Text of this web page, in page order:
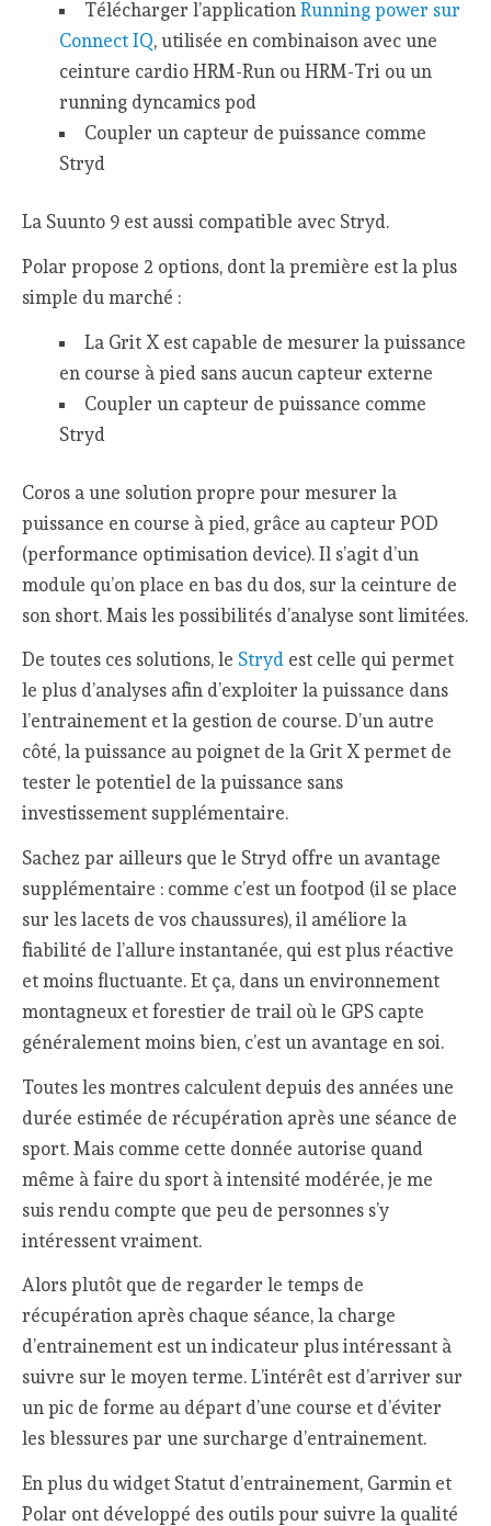
Télécharger l’application Running power sur
Connect IQ, utilisée en combinaison avec une
ceinture cardio HRM-Run ou HRM-Tri ou un
running dyncamics pod
Coupler un capteur de puissance comme
Stryd
La Suunto 9 est aussi compatible avec Stryd.
Polar propose 2 options, dont la première est la plus
simple du marché :
La Grit X est capable de mesurer la puissance
en course à pied sans aucun capteur externe
Coupler un capteur de puissance comme
Stryd
Coros a une solution propre pour mesurer la
puissance en course à pied, grâce au capteur POD
(performance optimisation device). Il s’agit d’un
module qu’on place en bas du dos, sur la ceinture de
son short. Mais les possibilités d’analyse sont limitées.
De toutes ces solutions, le Stryd est celle qui permet
le plus d’analyses afin d’exploiter la puissance dans
l’entrainement et la gestion de course. D’un autre
côté, la puissance au poignet de la Grit X permet de
tester le potentiel de la puissance sans
investissement supplémentaire.
Sachez par ailleurs que le Stryd offre un avantage
supplémentaire : comme c’est un footpod (il se place
sur les lacets de vos chaussures), il améliore la
fiabilité de l’allure instantanée, qui est plus réactive
et moins fluctuante. Et ça, dans un environnement
montagneux et forestier de trail où le GPS capte
généralement moins bien, c’est un avantage en soi.
Toutes les montres calculent depuis des années une
durée estimée de récupération après une séance de
sport. Mais comme cette donnée autorise quand
même à faire du sport à intensité modérée, je me
suis rendu compte que peu de personnes s’y
intéressent vraiment.
Alors plutôt que de regarder le temps de
récupération après chaque séance, la charge
d’entrainement est un indicateur plus intéressant à
suivre sur le moyen terme. L’intérêt est d’arriver sur
un pic de forme au départ d’une course et d’éviter
les blessures par une surcharge d’entrainement.
En plus du widget Statut d’entrainement, Garmin et
Polar ont développé des outils pour suivre la qualité